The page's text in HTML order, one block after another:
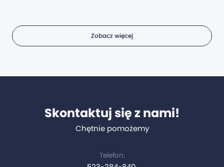
Zobacz więcej
Skontaktuj się z nami!
Chętnie pomożemy
Telefon: